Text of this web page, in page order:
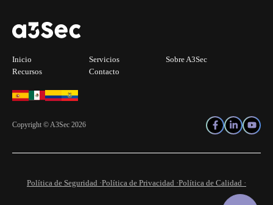
Inicio Servicios
Sobre A3Sec
Recursos
Contacto
Copyright © A3Sec 2026
Política de Seguridad ·Política de Privacidad ·Política de Calidad ·